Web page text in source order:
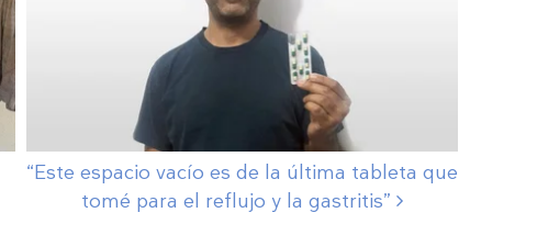
“Este espacio vacío es de la última tableta que
tomé para el reflujo y la gastritis”